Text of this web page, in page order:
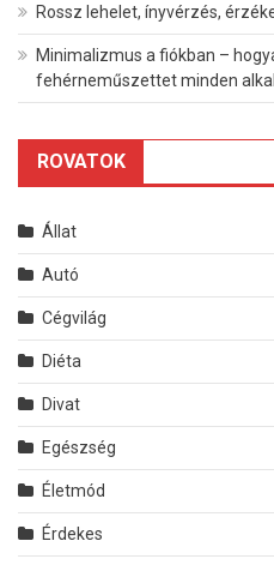
Rossz lehelet, ínyvérzés,
Minimalizmus a fiókban –
fehérneműszettet minden
ROVATOK
Állat
Autó
Cégvilág
Diéta
Divat
Egészség
Életmód
Érdekes